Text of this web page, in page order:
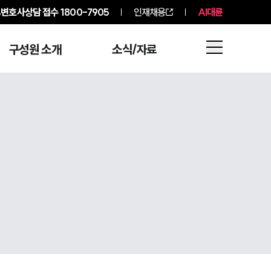
변호사상담 접수1800-7905 인재채용 AI대륜
구성원 소개 소식/자료